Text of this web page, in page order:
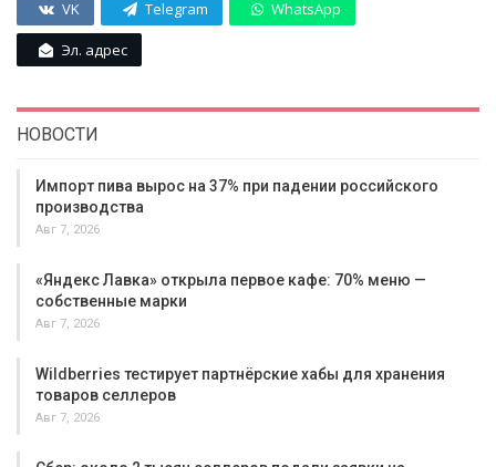
VK Telegram WhatsApp
Эл. адрес
НОВОСТИ
Импорт пива вырос на 37% при падении российского
производства
Авг 7, 2026
«Яндекс Лавка» открыла первое кафе: 70% меню —
собственные марки
Авг 7, 2026
Wildberries тестирует партнёрские хабы для хранения
товаров селлеров
Авг 7, 2026